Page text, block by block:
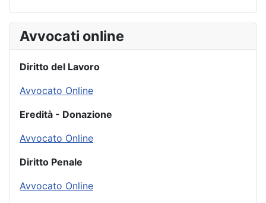
Avvocati online
Diritto del Lavoro
Avvocato Online
Eredità - Donazione
Avvocato Online
Diritto Penale
Avvocato Online